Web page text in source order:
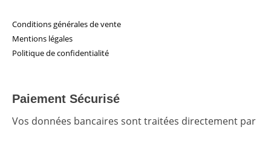
Conditions générales de vente
Mentions légales
Politique de confidentialité
Paiement Sécurisé
Vos données bancaires sont traitées directement par